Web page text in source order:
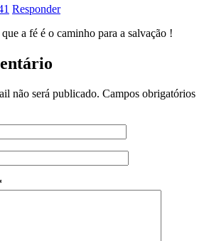
Responder
a fé é o caminho para a salvação !
não será publicado. Campos obrigatórios